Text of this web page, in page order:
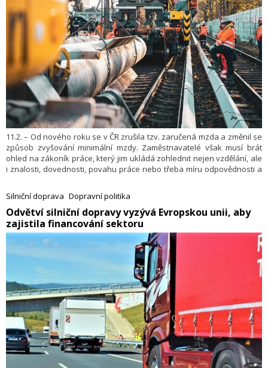
11.2. – Od nového roku se v ČR zrušila tzv. zaručená mzda a změnil se
způsob zvyšování minimální mzdy. Zaměstnavatelé však musí brát
ohled na zákoník práce, který jim ukládá zohlednit nejen vzdělání, ale
i znalosti, dovednosti, povahu práce nebo třeba míru odpovědnosti a
poskytování mzdy, platu nebo odměny z dohody, se může obrátit na
příslušný oblastní inspektorát práce se stížností, popřípadě se se
žalobou obrátit na soud. Jak to zaměstnance a zaměstnavatele dále
ovlivní?
Silniční doprava Dopravní politika
​Odvětví silniční dopravy vyzývá Evropskou unii, aby
zajistila financování sektoru